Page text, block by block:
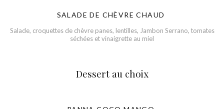
SALADE DE CHÈVRE CHAUD
Salade, croquettes de chèvre panes, lentilles, Jambon Serrano, tomates
séchées et vinaigrette au miel
Dessert au choix